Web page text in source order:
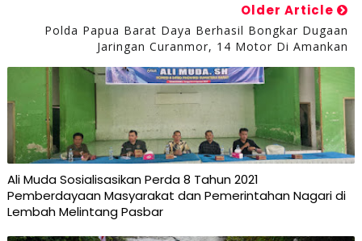
Older Article
Polda Papua Barat Daya Berhasil Bongkar Dugaan
Jaringan Curanmor, 14 Motor Di Amankan
Ali Muda Sosialisasikan Perda 8 Tahun 2021
Pemberdayaan Masyarakat dan Pemerintahan Nagari di
Lembah Melintang Pasbar